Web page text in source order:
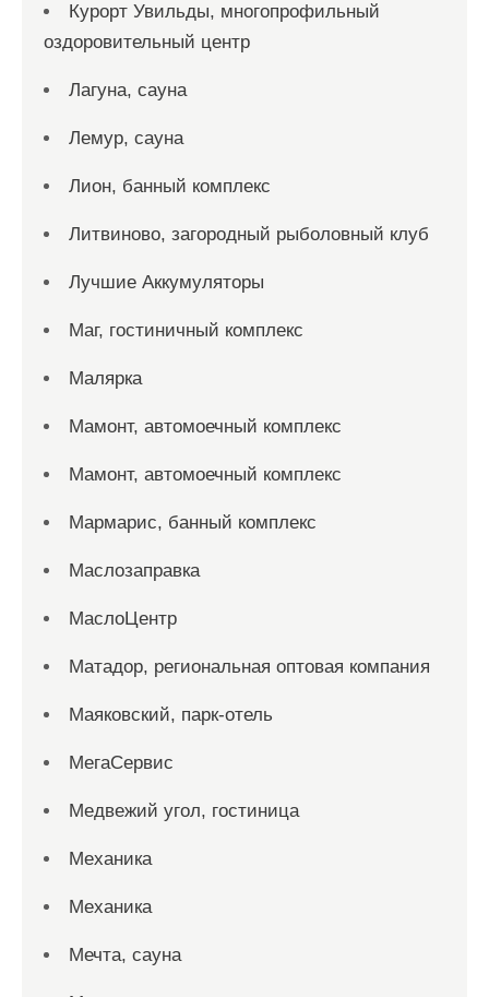
Курорт Увильды, многопрофильный
оздоровительный центр
Лагуна, сауна
Лемур, сауна
Лион, банный комплекс
Литвиново, загородный рыболовный клуб
Лучшие Аккумуляторы
Маг, гостиничный комплекс
Малярка
Мамонт, автомоечный комплекс
Мамонт, автомоечный комплекс
Мармарис, банный комплекс
Маслозаправка
МаслоЦентр
Матадор, региональная оптовая компания
Маяковский, парк-отель
МегаСервис
Медвежий угол, гостиница
Механика
Механика
Мечта, сауна